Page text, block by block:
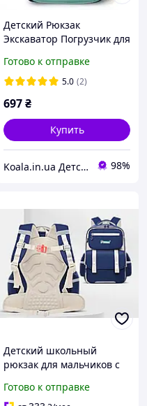
Детский Рюкзак
Экскаватор Погрузчик для
Готово к отправке
5.0 (2)
697₴
Купить
Koala.in.ua Детские рюкзаки 98%
Детский школьный
рюкзак для мальчиков с
38х28х13 см, синий
Готово к отправке